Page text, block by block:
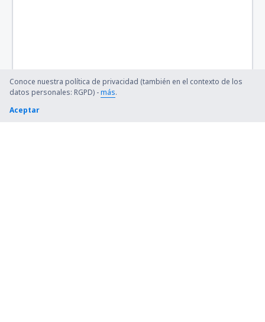
Conoce nuestra política de privacidad (también en el contexto de los
datos personales: RGPD) -más.
Aceptar